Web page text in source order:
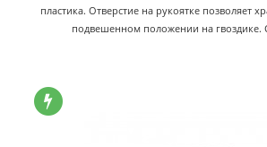
пластика. Отверстие на рукоятке позволяет
подвешенном положении на гвоздике.